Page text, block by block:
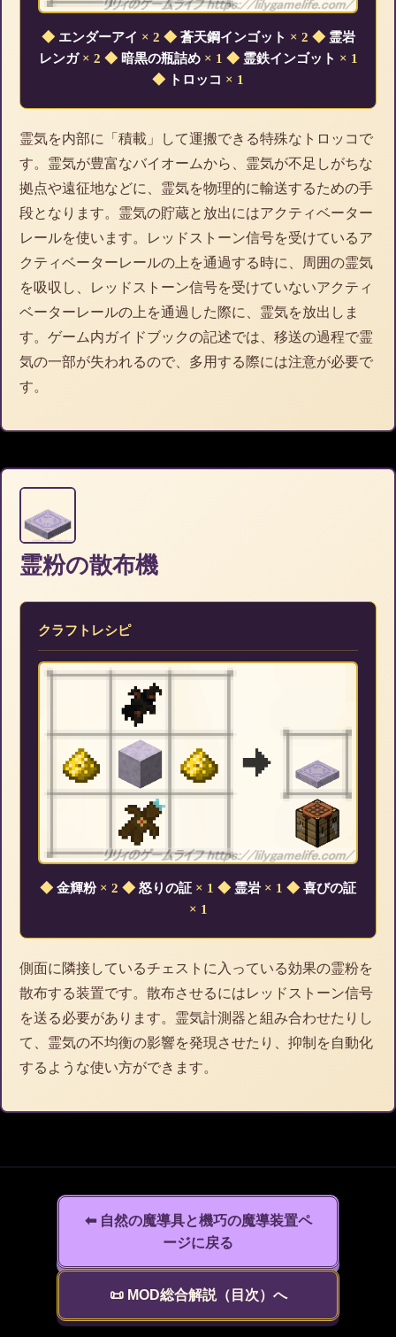
◆エンダーアイ × 2 ◆蒼天鋼インゴット × 2 ◆霊岩
レンガ × 2 ◆暗黒の瓶詰め × 1 ◆霊鉄インゴット × 1
◆ トロッコ × 1
霊気を内部に「積載」して運搬できる特殊なトロッコで
す。霊気が豊富なバイオームから、霊気が不足しがちな
拠点や遠征地などに、霊気を物理的に輸送するための手
段となります。霊気の貯蔵と放出にはアクティベーター
レールを使います。レッドストーン信号を受けているア
クティベーターレールの上を通過する時に、周囲の霊気
を吸収し、レッドストーン信号を受けていないアクティ
ベーターレールの上を通過した際に、霊気を放出しま
す。ゲーム内ガイドブックの記述では、移送の過程で霊
気の一部が失われるので、多用する際には注意が必要で
す。
霊粉の散布機
クラフトレシピ
◆ 金輝粉 × 2 ◆ 怒りの証 × 1 ◆ 霊岩 × 1 ◆ 喜びの証
× 1
側面に隣接しているチェストに入っている効果の霊粉を
散布する装置です。散布させるにはレッドストーン信号
を送る必要があります。霊気計測器と組み合わせたりし
て、霊気の不均衡の影響を発現させたり、抑制を自動化
するような使い方ができます。
⬅ 自然の魔導具と機巧の魔導装置ペ
ージに戻る
📜 MOD総合解説（目次）へ